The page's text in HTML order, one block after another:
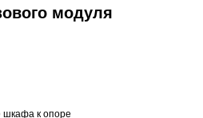
модуля
шкафа к опоре